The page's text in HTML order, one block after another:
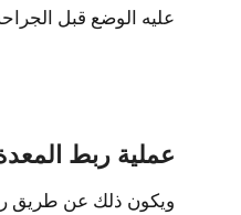
عليه الوضع قبل
عملية ربط
ويكون ذلك عن طريق